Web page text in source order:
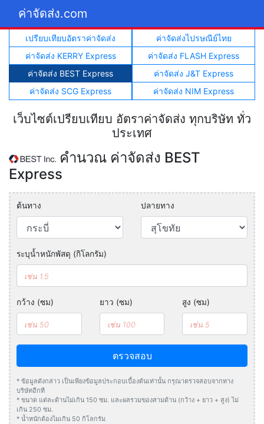
ค่าจัดส่ง.com
เปรียบเทียบอัตราค่าจัดส่ง
ค่าจัดส่งไปรษณีย์ไทย
ค่าจัดส่ง KERRY Express
ค่าจัดส่ง FLASH Express
ค่าจัดส่ง BEST Express
ค่าจัดส่ง J&T Express
ค่าจัดส่ง SCG Express
ค่าจัดส่ง NIM Express
เว็บไซต์เปรียบเทียบ อัตราค่าจัดส่ง ทุกบริษัท ทั่ว
ประเทศ
คำนวณ ค่าจัดส่ง BEST
Express
ต้นทาง ปลายทาง
ระบุน้ำหนักพัสดุ (กิโลกรัม)
กว้าง (ซม) ยาว (ซม) สูง (ซม)
ตรวจสอบ
* ข้อมูลดังกล่าว เป็นเพียงข้อมูลประกอบเบื้องต้นเท่านั้น กรุณาตรวจสอบจากทาง
บริษัทอีกที
* ขนาด แต่ละด้านไม่เกิน 150 ซม. และผลรวมของสามด้าน (กว้าง + ยาว + สูง) ไม่
เกิน 250 ซม.
* น้ำหนักต้องไมเกิน 50 กิโลกรัม